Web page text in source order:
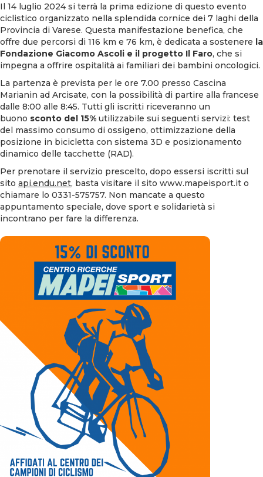
Il 14 luglio 2024 si terrà la prima edizione di questo evento
ciclistico organizzato nella splendida cornice dei 7 laghi della
Provincia di Varese. Questa manifestazione benefica, che
offre due percorsi di 116 km e 76 km, è dedicata a sostenere la
Fondazione Giacomo Ascoli e il progetto Il Faro, che si
impegna a offrire ospitalità ai familiari dei bambini oncologici.
La partenza è prevista per le ore 7.00 presso Cascina
Marianin ad Arcisate, con la possibilità di partire alla francese
dalle 8:00 alle 8:45. Tutti gli iscritti riceveranno un
buono sconto del 15% utilizzabile sui seguenti servizi: test
del massimo consumo di ossigeno, ottimizzazione della
posizione in bicicletta con sistema 3D e posizionamento
dinamico delle tacchette (RAD).
Per prenotare il servizio prescelto, dopo essersi iscritti sul
sito api.endu.net, basta visitare il sito www.mapeisport.it o
chiamare lo 0331-575757. Non mancate a questo
appuntamento speciale, dove sport e solidarietà si
incontrano per fare la differenza.